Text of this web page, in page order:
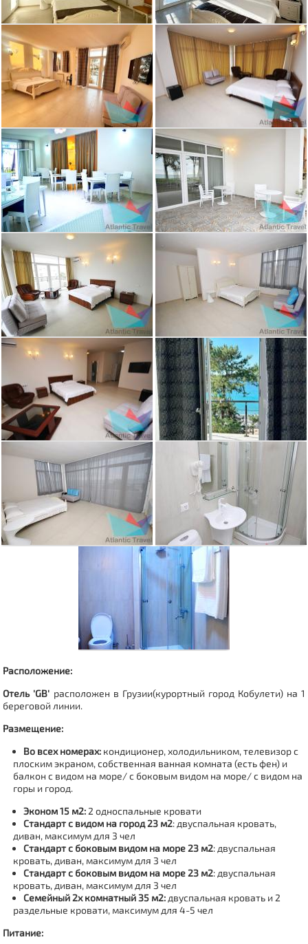
Расположение:
Отель 'GB' расположен в Грузии(курортный город Кобулети) на 1
береговой линии.
Размещение:
Во всех номерах: кондиционер, холодильником, телевизор с
плоским экраном, собственная ванная комната (есть фен) и
балкон с видом на море/ с боковым видом на море/ с видом на
горы и город.
Эконом 15 м2: 2 односпальные кровати
Стандарт с видом на город 23 м2: двуспальная кровать,
диван, максимум для 3 чел
Стандарт с боковым видом на море 23 м2: двуспальная
кровать, диван, максимум для 3 чел
Стандарт с боковым видом на море 23 м2: двуспальная
кровать, диван, максимум для 3 чел
Семейный 2х комнатный 35 м2: двуспальная кровать и 2
раздельные кровати, максимум для 4-5 чел
Питание: